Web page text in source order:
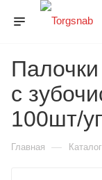
с
100шт/
Главная — Каталог